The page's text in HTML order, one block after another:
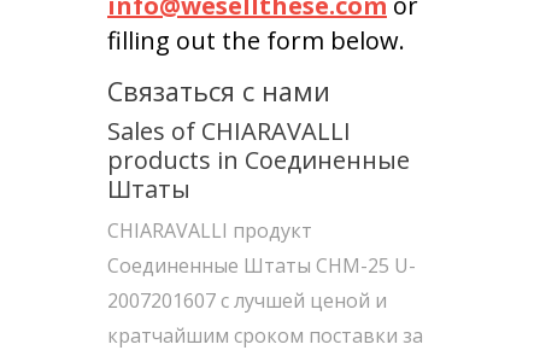
filling out the form below.
Связаться с нами
Sales of CHIARAVALLI
products in Соединенные
Штаты
CHIARAVALLI продукт
Соединенные Штаты CHM-25 U-
2007201607 с лучшей ценой и
кратчайшим сроком поставки за